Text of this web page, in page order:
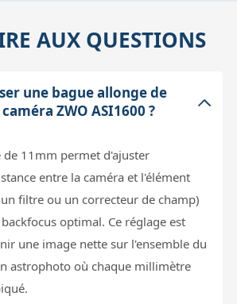
AUX QUESTIONS
une bague allonge de
ZWO ASI1600 ?
de 11mm permet d'ajuster
entre la caméra et l'élément
filtre ou un correcteur de champ)
optimal. Ce réglage est
une image nette sur l'ensemble du
astrophoto où chaque millimètre